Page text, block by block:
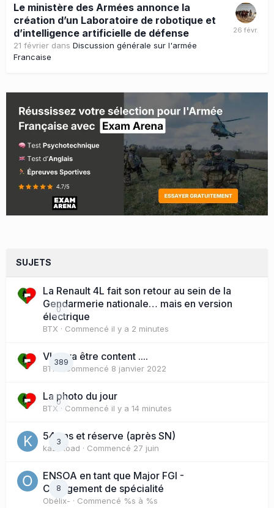
Le ministère des Armées annonce la
création d’un Laboratoire de robotique et
d’intelligence artificielle de défense
21 février dans Discussion générale sur l'armée
Francaise
SUJETS
0
La Renault 4L fait son retour au sein de la
Gendarmerie nationale… mais en version
électrique
BTX · Commencé il y a 2 minutes
389
Vlad va être content ....
BTX · Commencé 8 janvier 2022
0
La photo du jour
BTX · Commencé il y a 14 minutes
3
54 ans et réserve (après SN)
kazhkoad · Commencé 27 juin
8
ENSOA en tant que Major FGI -
Changement de spécialité
Obélix- · Commencé %s à %s